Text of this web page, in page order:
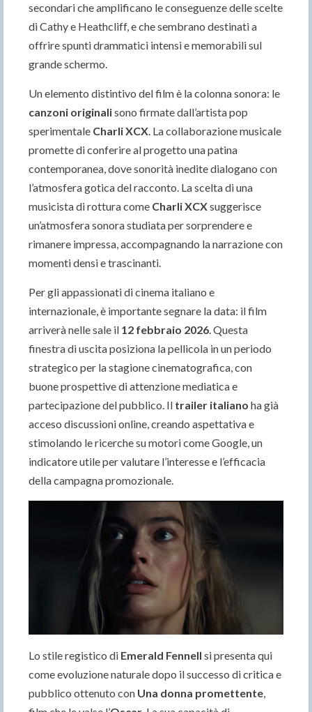
secondari che amplificano le conseguenze delle scelte
di Cathy e Heathcliff, e che sembrano destinati a
offrire spunti drammatici intensi e memorabili sul
grande schermo.
Un elemento distintivo del film è la colonna sonora: le
canzoni originalisono firmate dall’artista pop
sperimentale Charli XCX. La collaborazione musicale
promette di conferire al progetto una patina
contemporanea, dove sonorità inedite dialogano con
l’atmosfera gotica del racconto. La scelta di una
musicista di rottura come Charli XCXsuggerisce
un’atmosfera sonora studiata per sorprendere e
rimanere impressa, accompagnando la narrazione con
momenti densi e trascinanti.
Per gli appassionati di cinema italiano e
internazionale, è importante segnare la data: il film
arriverà nelle sale il 12 febbraio 2026. Questa
finestra di uscita posiziona la pellicola in un periodo
strategico per la stagione cinematografica, con
buone prospettive di attenzione mediatica e
partecipazione del pubblico. Il trailer italiano ha già
acceso discussioni online, creando aspettativa e
stimolando le ricerche su motori come Google, un
indicatore utile per valutare l’interesse e l’efficacia
della campagna promozionale.
Lo stile registico di Emerald Fennell si presenta qui
come evoluzione naturale dopo il successo di critica e
pubblico ottenuto con Una donna promettente,